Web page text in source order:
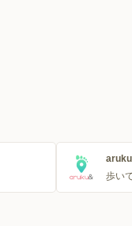
歩い